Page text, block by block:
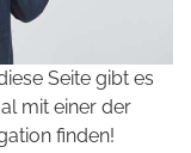
Seite gibt es
mit einer der
finden!